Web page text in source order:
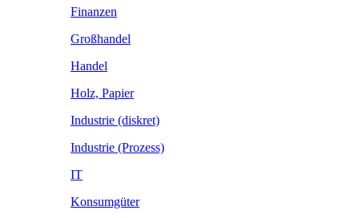
Finanzen
Großhandel
Handel
Holz, Papier
Industrie (diskret)
Industrie (Prozess)
IT
Konsumgüter